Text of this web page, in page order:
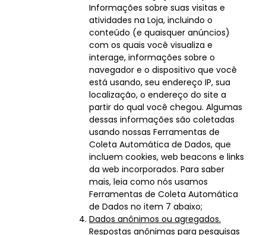
Informações sobre suas visitas e
atividades na Loja, incluindo o
conteúdo (e quaisquer anúncios)
com os quais você visualiza e
interage, informações sobre o
navegador e o dispositivo que você
está usando, seu endereço IP, sua
localização, o endereço do site a
partir do qual você chegou. Algumas
dessas informações são coletadas
usando nossas Ferramentas de
Coleta Automática de Dados, que
incluem cookies, web beacons e links
da web incorporados. Para saber
mais, leia como nós usamos
Ferramentas de Coleta Automática
de Dados no item 7 abaixo;
Dados anônimos ou agregados.
Respostas anônimas para pesquisas